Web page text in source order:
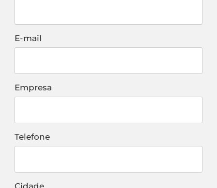
E-mail
Empresa
Telefone
Cidade